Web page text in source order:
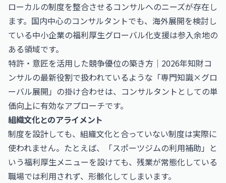
ローカルの制度を整合させるコンサルへのニーズが存在し
ます。国内中心のコンサルタントでも、海外展開を検討し
ている中小企業の福利厚生グローバル化支援は参入余地の
ある領域です。
特許・意匠を活用した競争優位の築き方｜2026年知財コ
ンサルの最新役割で扱われているような「専門知識×グロ
ーバル展開」の掛け合わせは、コンサルタントとしての単
価向上に有効なアプローチです。
組織文化とのアライメント
制度を設計しても、組織文化と合っていない制度は実際に
使われません。たとえば、「スポーツジムの利用補助」と
いう福利厚生メニューを設けても、残業が常態化している
職場では利用されず、形骸化してしまいます。